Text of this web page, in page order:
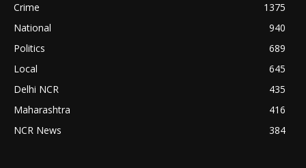
Crime
1375
National
940
Politics
689
Local
645
Delhi NCR
435
Maharashtra
416
NCR News
384